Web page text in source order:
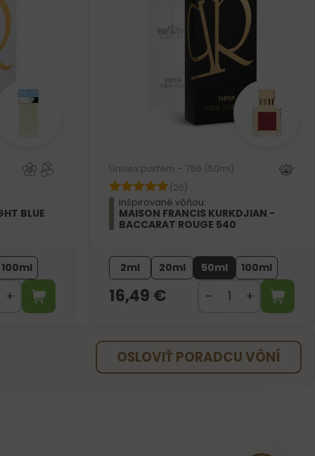
BLUE
100ml
Unisex parfém – 756 (50ml)
(26)
Inšpirované vôňou:
MAISON FRANCIS KURKDJIAN -
BACCARAT ROUGE 540
2ml 20ml 50ml 100ml
16,49 €
OSLOVIŤ PORADCU VÔNÍ